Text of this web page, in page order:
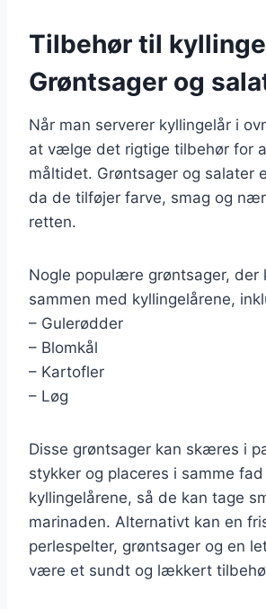
Tilbehør til
Grøntsager og
Når man serverer kyllingelår i
at vælge det rigtige tilbehør for
måltidet. Grøntsager og salater
da de tilføjer farve, smag og
retten.
Nogle populære grøntsager, der
sammen med kyllingelårene,
– Gulerødder
– Blomkål
– Kartofler
– Løg
Disse grøntsager kan skæres i
stykker og placeres i samme fad
kyllingelårene, så de kan tage
marinaden. Alternativt kan en
perlespelter, grøntsager og en
være et sundt og lækkert